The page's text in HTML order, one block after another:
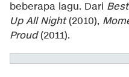
beberapa lagu. Dari
Up All Night(2010),
Proud(2011).